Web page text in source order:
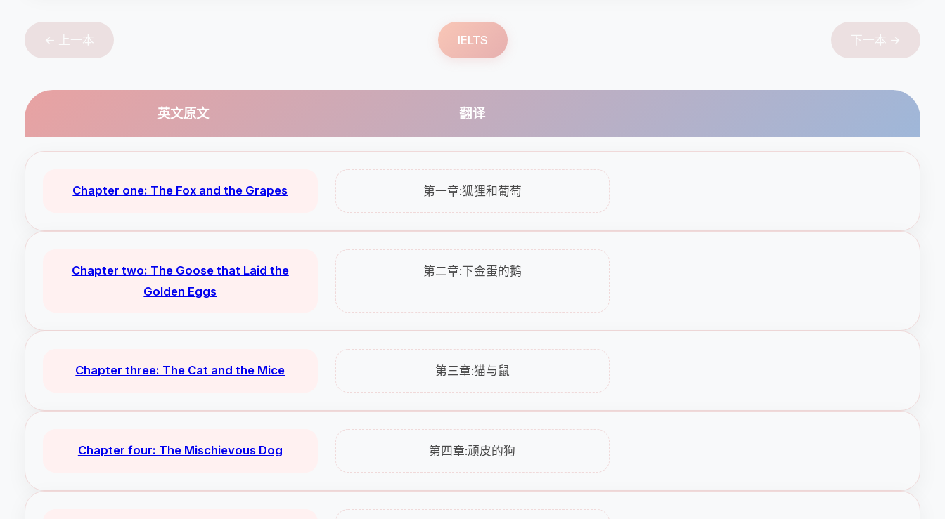
← 上一本 IELTS 下一本 →
英文原文 翻译
Chapter one: The Fox and the Grapes 第一章:狐狸和葡萄
Chapter two: The Goose that Laid the
Golden Eggs
第二章:下金蛋的鹅
Chapter three: The Cat and the Mice 第三章:猫与鼠
Chapter four: The Mischievous Dog 第四章:顽皮的狗